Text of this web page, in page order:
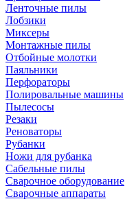
Ленточные пилы
Лобзики
Миксеры
Монтажные пилы
Отбойные молотки
Паяльники
Перфораторы
Полировальные машины
Пылесосы
Резаки
Реноваторы
Рубанки
Ножи для рубанка
Сабельные пилы
Сварочное оборудование
Сварочные аппараты